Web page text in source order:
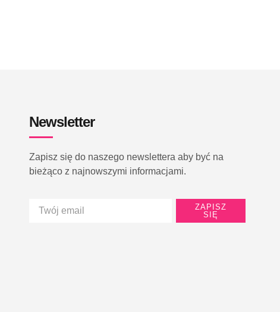
Newsletter
Zapisz się do naszego newslettera aby być na
bieżąco z najnowszymi informacjami.
ZAPISZ
SIĘ